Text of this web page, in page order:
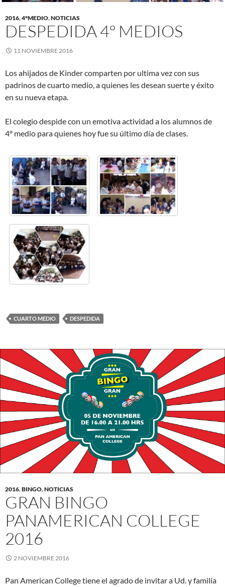
2016,4°MEDIO,NOTICIAS
DESPEDIDA 4º MEDIOS
11 NOVIEMBRE 2016
Los ahijados de Kinder comparten por ultima vez con sus
padrinos de cuarto medio, a quienes les desean suerte y éxito
en su nueva etapa.
El colegio despide con un emotiva actividad a los alumnos de
4º medio para quienes hoy fue su último día de clases.
CUARTO MEDIO DESPEDIDA
2016,BINGO,NOTICIAS
GRAN BINGO
PANAMERICAN COLLEGE
2016
2 NOVIEMBRE 2016
Pan American College tiene el agrado de invitar a Ud. y familia